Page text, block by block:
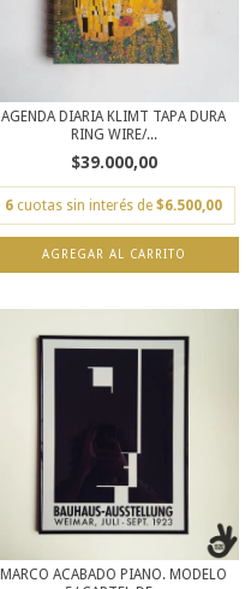
AGENDA DIARIA KLIMT TAPA DURA
RING WIRE/...
$39.000,00
6 cuotas sin interés de $6.500,00
AGREGAR AL CARRITO
MARCO ACABADO PIANO. MODELO